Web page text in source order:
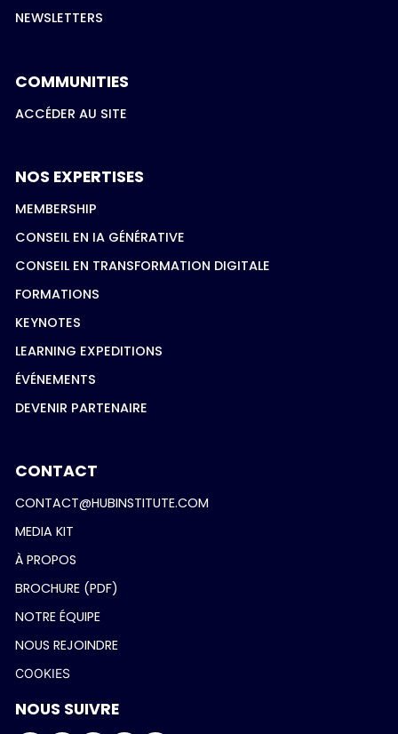
NEWSLETTERS
COMMUNITIES
ACCÉDER AU SITE
NOS EXPERTISES
MEMBERSHIP
CONSEIL EN IA GÉNÉRATIVE
CONSEIL EN TRANSFORMATION DIGITALE
FORMATIONS
KEYNOTES
LEARNING EXPEDITIONS
ÉVÉNEMENTS
DEVENIR PARTENAIRE
CONTACT
CONTACT@HUBINSTITUTE.COM
MEDIA KIT
À PROPOS
BROCHURE (PDF)
NOTRE ÉQUIPE
NOUS REJOINDRE
COOKIES
NOUS SUIVRE